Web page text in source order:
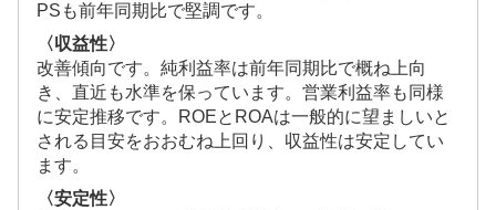
PSも前年同期比で堅調です。
〈収益性〉
改善傾向です。純利益率は前年同期比で概ね上向
き、直近も水準を保っています。営業利益率も同様
に安定推移です。ROEとROAは一般的に望ましいと
される目安をおおむね上回り、収益性は安定してい
ます。
〈安定性〉